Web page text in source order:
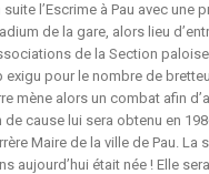
l’Escrime à Pau avec une
de la gare, alors lieu
de la Section
exigu pour le nombre de
mène alors un combat afin
de cause lui sera obtenu en
Maire de la ville de Pau. La
aujourd’hui était née ! Elle